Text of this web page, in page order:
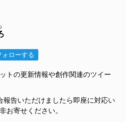
ォローする
トの更新情報や創作関連のツイー
報告いただけましたら即座に対応い
お寄せください。